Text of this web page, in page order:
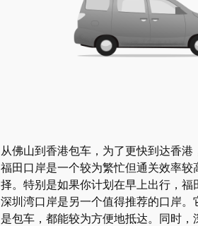
从佛山到香港包车，为了更快到达香
福田口岸是一个较为繁忙但通关效率
择。特别是如果你计划在早上出行，福
深圳湾口岸是另一个值得推荐的口岸
是包车，都能较为方便地抵达。同时